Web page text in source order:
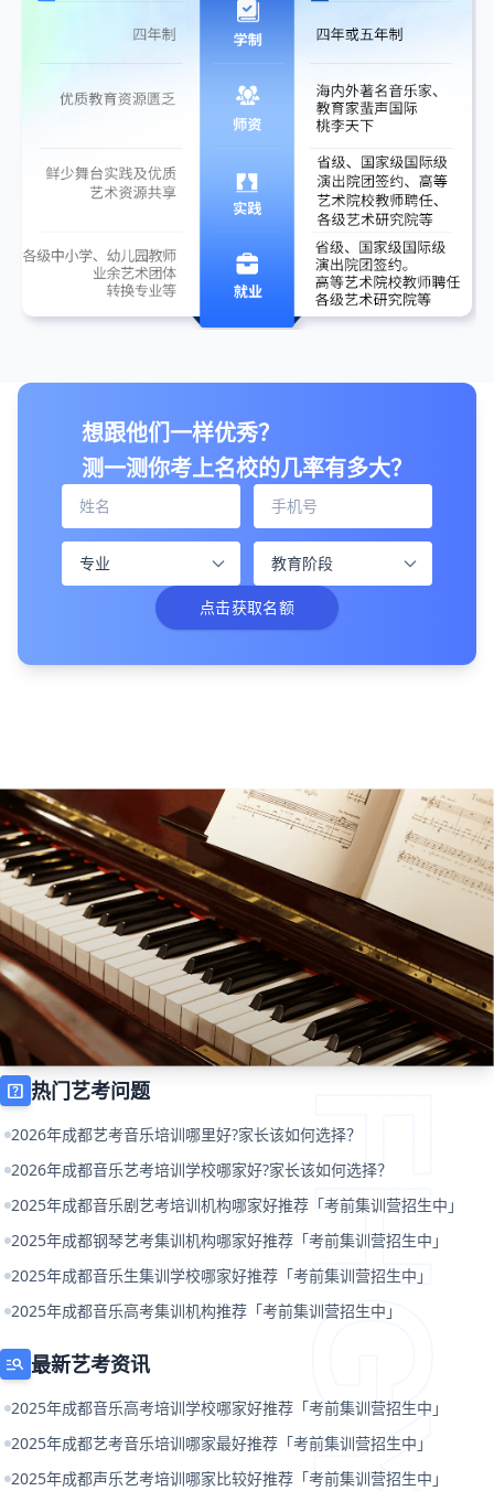
想跟他们一样优秀？
测一测你考上名校的几率有多大？
点击获取名额
help_center 热门艺考问题
2026年成都艺考音乐培训哪里好?家长该如何选择？
2026年成都音乐艺考培训学校哪家好?家长该如何选择？
2025年成都音乐剧艺考培训机构哪家好推荐「考前集训营招生中」
2025年成都钢琴艺考集训机构哪家好推荐「考前集训营招生中」
2025年成都音乐生集训学校哪家好推荐「考前集训营招生中」
2025年成都音乐高考集训机构推荐「考前集训营招生中」
manage_search 最新艺考资讯
2025年成都音乐高考培训学校哪家好推荐「考前集训营招生中」
2025年成都艺考音乐培训哪家最好推荐「考前集训营招生中」
2025年成都声乐艺考培训哪家比较好推荐「考前集训营招生中」